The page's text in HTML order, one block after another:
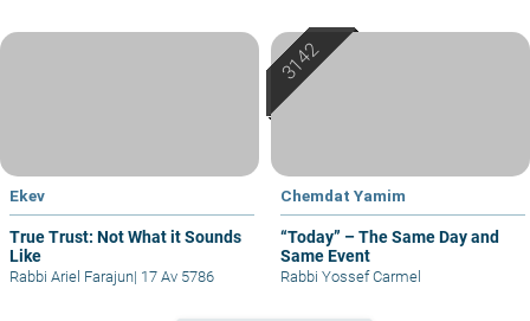
Ekev
True Trust: Not What it Sounds
Like
Rabbi Ariel Farajun| 17 Av 5786
Chemdat Yamim
“Today” – The Same Day and
Same Event
Rabbi Yossef Carmel